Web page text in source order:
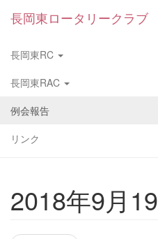
長岡東ロータリークラブ
長岡東RC
長岡東RAC
例会報告
リンク
2018年9月